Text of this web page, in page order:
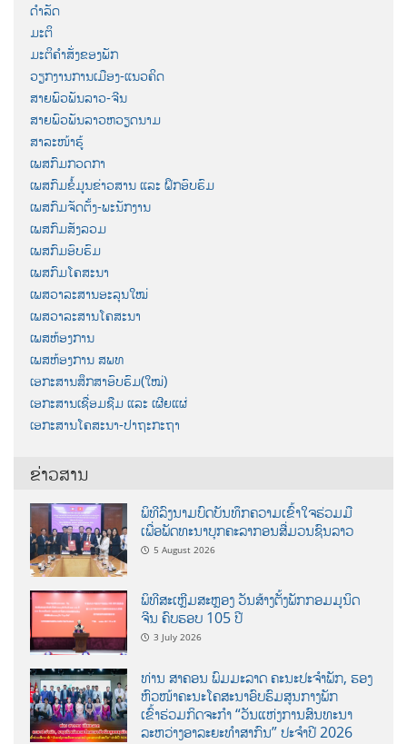
ດຳລັດ
ມະຕິ
ມະຕິຄຳສັ່ງຂອງພັກ
ວຽກງານການເມືອງ-ແນວຄິດ
ສາຍພົວພັນລາວ-ຈີນ
ສາຍພົວພັນລາວຫວຽດນາມ
ສາລະໜ້າຮູ້
ເພສກົມກວດກາ
ເພສກົມຂໍ້ມູນຂ່າວສານ ແລະ ຝຶກອົບຮົມ
ເພສກົມຈັດຕັ້ງ-ພະນັກງານ
ເພສກົມສັງລວມ
ເພສກົມອົບຮົມ
ເພສກົມໂຄສະນາ
ເພສວາລະສານອະລຸນໃໝ່
ເພສວາລະສານໂຄສະນາ
ເພສຫ້ອງການ
ເພສຫ້ອງການ ສພທ
ເອກະສານສຶກສາອົບຮົມ(ໃໝ່)
ເອກະສານເຊື່ອມຊືມ ແລະ ເຜີຍແຜ່
ເອກະສານໂຄສະນາ-ປາຖະກະຖາ
ຂ່າວສານ
ພິທີລົງນາມບົດບັນທຶກຄວາມເຂົ້າໃຈຮ່ວມມື
ເພື່ອພັດທະນາບຸກຄະລາກອນສື່ມວນຊົນລາວ
5 August 2026
ພິທີສະເຫຼີມສະຫຼອງ ວັນສ້າງຕັ້ງພັກກອມມູນິດ
ຈີນ ຄົບຮອບ 105 ປີ
3 July 2026
ທ່ານ ສາຄອນ ພົມມະລາດ ຄະນະປະຈໍາພັກ, ຮອງ
ຫົວໜ້າຄະນະໂຄສະນາອົບຮົມສູນກາງພັກ
ເຂົ້າຮ່ວມກິດຈະກຳ “ວັນແຫ່ງການສົນທະນາ
ລະຫວ່າງອາລະຍະທຳສາກົນ” ປະຈຳປີ 2026